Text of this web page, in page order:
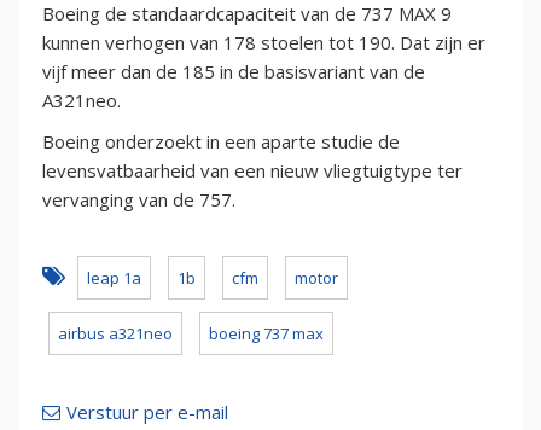
Boeing de standaardcapaciteit van de 737 MAX 9
kunnen verhogen van 178 stoelen tot 190. Dat zijn er
vijf meer dan de 185 in de basisvariant van de
A321neo.
Boeing onderzoekt in een aparte studie de
levensvatbaarheid van een nieuw vliegtuigtype ter
vervanging van de 757.
leap 1a 1b cfm motor
airbus a321neo boeing 737 max
Verstuur per e-mail